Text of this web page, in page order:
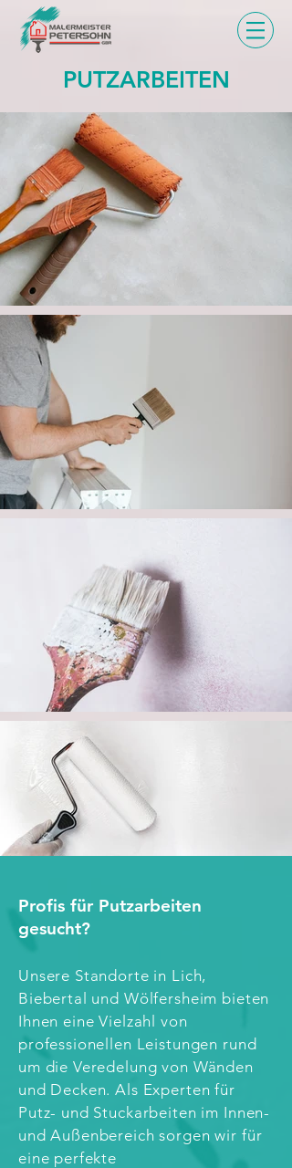
PUTZARBEITEN
Profis für Putzarbeiten
gesucht?
Unsere Standorte in Lich,
Biebertal und Wölfersheim bieten
Ihnen eine Vielzahl von
professionellen Leistungen rund
um die Veredelung von Wänden
und Decken. Als Experten für
Putz- und Stuckarbeiten im Innen-
und Außenbereich sorgen wir für
eine perfekte